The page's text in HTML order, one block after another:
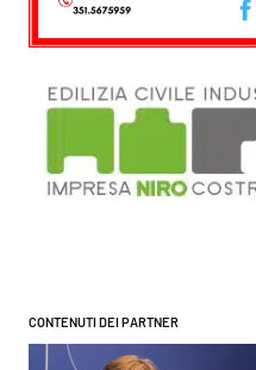
CONTENUTI DEI PARTNER